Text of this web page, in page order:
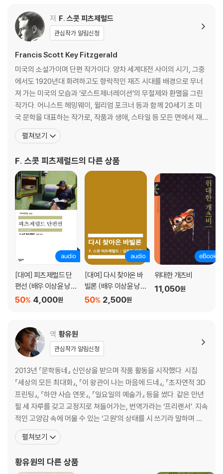
저 F. 스콧 피츠제럴드
관심작가 알림신청
Francis Scott Key Fitzgerald
미국의 소설가이며 단편 작가이다. 양차 세계대전 사이의 시기, 그중
에서도 1920년대 화려하고도 향락적인 재즈 시대를 배경으로 무너
져 가는 미국의 모습과 ‘로스트제너레이션’의 무절제와 환멸을 그린
작가다. 어니스트 헤밍웨이, 윌리엄 포크너 등과 함께 20세기 초 미
국 문학을 대표하는 작가로, 작품과 생애, 스타일 등 모든 면에서 재
즈 시대를 대표하는 하나의 아이콘이 된 인물이다. 1896년 9월 24
일 미네소타 주 세인트폴에서 태어났다. 프린스턴 대학에 입학했으나
1919년 장편소설 『낙원의 이쪽』을 발표하여
펼쳐보기
F. 스콧 피츠제럴드의 다른 상품
[대여] 피츠제럴드 단
편선 (배우 이상윤 낭
독)
4,000원
50%
[대여] 다시 찾아온 바
빌론 (배우 이상윤 낭
독)
2,500원
50%
위대한 개츠비
11,050원
역 황유원
관심작가 알림신청
2013년 『문학동네』 신인상을 받으며 작품 활동을 시작했다. 시집
『세상의 모든 최대화』, 『이 왕관이 나는 마음에 드네』, 『초자연적 3D
프린팅』, 『하얀 사슴 연못』, 『일요일의 예술가』 등을 썼다. 같은 만년
필 세 자루를 갖고 교정지로 쳐들어가는, 번역가라는 ‘프리랜서’. 지속
적인 고양감 속에 머물 수 있는 ‘고원’의 상태를 시 쓰기라 말하며 이
를 꿈꾸는 시인. 소속란을 쓸 일이 있으면 거침없이 ‘무소속’이라고 쓰
지만 그 쓸쓸함 앞에서는 뭐라도 붙잡고 아침까지 버티기를 바란다.
nce’를
펼쳐보기
황유원의 다른 상품